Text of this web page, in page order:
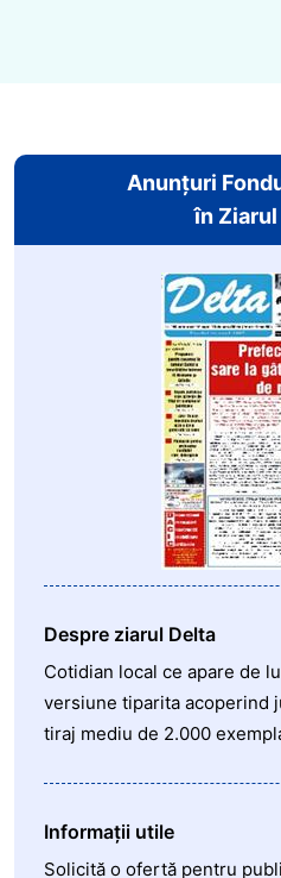
Anunțuri
în
Despre ziarul Delta
Cotidian local ce apare de
versiune tiparita acoperind
tiraj mediu de 2.000
Informații utile
Solicită o ofertă pentru